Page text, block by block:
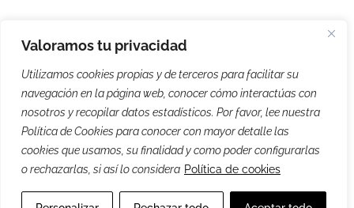
Valoramos tu privacidad
Utilizamos cookies propias y de terceros para facilitar su
navegación en la página web, conocer cómo interactúas con
nosotros y recopilar datos estadísticos. Por favor, lee nuestra
Política de Cookies para conocer con mayor detalle las
cookies que usamos, su finalidad y como poder configurarlas
o rechazarlas, si así lo considera Política de cookies